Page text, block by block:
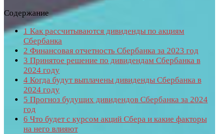
Содержание
1 Как рассчитываются дивиденды по акциям
Сбербанка
2 Финансовая отчетность Сбербанка за 2023 год
3 Принятое решение по дивидендам Сбербанка в
2024 году
4 Когда будут выплачены дивиденды Сбербанка в
2024 году
5 Прогноз будущих дивидендов Сбербанка за 2024
год
6 Что будет с курсом акций Сбера и какие факторы
на него влияют